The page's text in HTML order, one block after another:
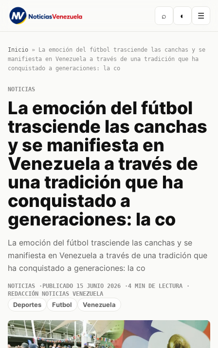
⌕ ◐ ☰
Inicio »
La emoción del fútbol trasciende las canchas y se
manifiesta en Venezuela a través de una tradición que ha
conquistado a generaciones: la co
NOTICIAS
La emoción del fútbol
trasciende las canchas
y se manifiesta en
Venezuela a través de
una tradición que ha
conquistado a
generaciones: la co
La emoción del fútbol trasciende las canchas y se
manifiesta en Venezuela a través de una tradición que
ha conquistado a generaciones: la co
NOTICIAS PUBLICADO 15 JUNIO 2026
4 MIN DE LECTURA
REDACCIÓN NOTICIAS VENEZUELA
Deportes Futbol Venezuela